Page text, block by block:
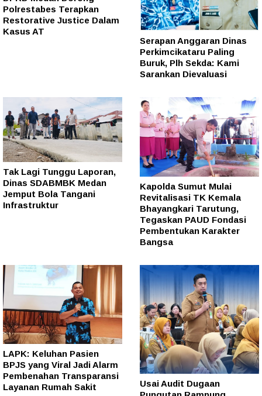
Polrestabes Terapkan
Restorative Justice Dalam
Kasus AT
Serapan Anggaran Dinas
Perkimcikataru Paling
Buruk, Plh Sekda: Kami
Sarankan Dievaluasi
Tak Lagi Tunggu Laporan,
Dinas SDABMBK Medan
Jemput Bola Tangani
Infrastruktur
Kapolda Sumut Mulai
Revitalisasi TK Kemala
Bhayangkari Tarutung,
Tegaskan PAUD Fondasi
Pembentukan Karakter
Bangsa
LAPK: Keluhan Pasien
BPJS yang Viral Jadi Alarm
Pembenahan Transparansi
Layanan Rumah Sakit
Usai Audit Dugaan